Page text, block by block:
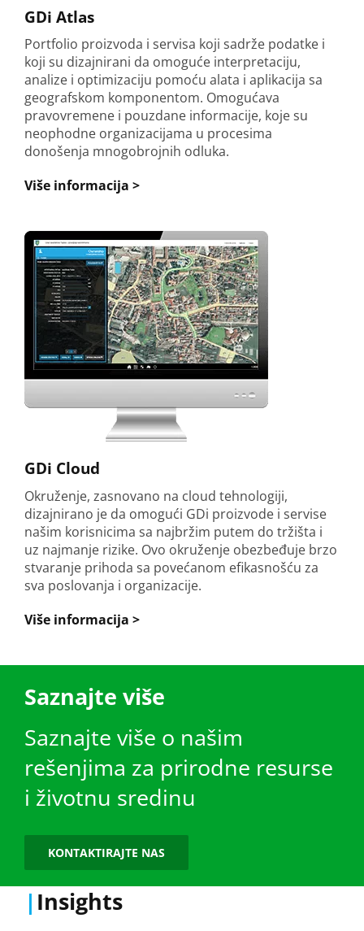
GDi Atlas
Portfolio proizvoda i servisa koji sadrže podatke i
koji su dizajnirani da omoguće interpretaciju,
analize i optimizaciju pomoću alata i aplikacija sa
geografskom komponentom. Omogućava
pravovremene i pouzdane informacije, koje su
neophodne organizacijama u procesima
donošenja mnogobrojnih odluka.
Više informacija >
GDi Cloud
Okruženje, zasnovano na cloud tehnologiji,
dizajnirano je da omogući GDi proizvode i servise
našim korisnicima sa najbržim putem do tržišta i
uz najmanje rizike. Ovo okruženje obezbeđuje brzo
stvaranje prihoda sa povećanom efikasnošću za
sva poslovanja i organizacije.
Više informacija >
Saznajte više
Saznajte više o našim
rešenjima za prirodne resurse
i životnu sredinu
KONTAKTIRAJTE NAS
| Insights